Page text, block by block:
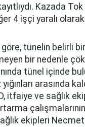
Kazada Tok
4 işçi yaralı olarak
göre, tünelin belirli
bir nedenle
tünel içinde
arasında
itfaiye ve sağlık
ekipleri